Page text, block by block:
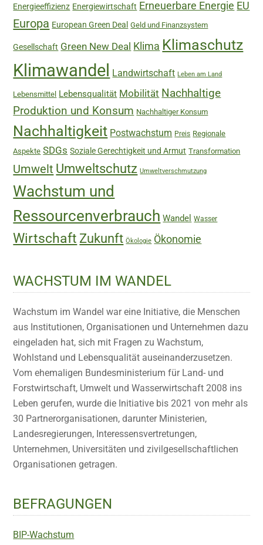
Energieeffizienz Energiewirtschaft Erneuerbare Energie EU
Europa European Green Deal Geld und Finanzsystem
Gesellschaft Green New Deal Klima Klimaschutz
Klimawandel Landwirtschaft Leben am Land
Lebensmittel Lebensqualität Mobilität Nachhaltige
Produktion und Konsum Nachhaltiger Konsum
Nachhaltigkeit Postwachstum Preis Regionale
Aspekte SDGs Soziale Gerechtigkeit und Armut Transformation
Umwelt Umweltschutz Umweltverschmutzung
Wachstum und
Ressourcenverbrauch Wandel Wasser
Wirtschaft Zukunft Ökologie Ökonomie
WACHSTUM IM WANDEL
Wachstum im Wandel war eine Initiative, die Menschen
aus Institutionen, Organisationen und Unternehmen dazu
eingeladen hat, sich mit Fragen zu Wachstum,
Wohlstand und Lebensqualität auseinanderzusetzen.
Vom ehemaligen Bundesministerium für Land- und
Forstwirtschaft, Umwelt und Wasserwirtschaft 2008 ins
Leben gerufen, wurde die Initiative bis 2021 von mehr als
30 Partnerorganisationen, darunter Ministerien,
Landesregierungen, Interessensvertretungen,
Unternehmen, Universitäten und zivilgesellschaftlichen
Organisationen getragen.
BEFRAGUNGEN
BIP-Wachstum